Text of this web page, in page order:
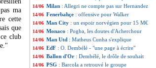
ma
cette
que
club
14/06 Milan : Allegri ne compte pas sur Hernandez
14/06 Fenerbahçe : offensive pour Walker
14/06 Man City : un espoir norvégien pour 15 M€
14/06 Monaco : Pogba, les doutes d'Acherchour
14/06 Man Utd : Matheus Cunha s'explique
14/06 EdF : O. Dembélé - "une page à écrire"
14/06 Ballon d'Or : Dembélé, le drôle de souhait
14/06 PSG : Barcola a retrouvé le groupe